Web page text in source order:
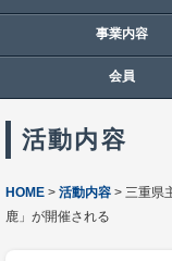
事業内容
会員
活動内容
HOME 活動内容
三重県
鹿」が開催される